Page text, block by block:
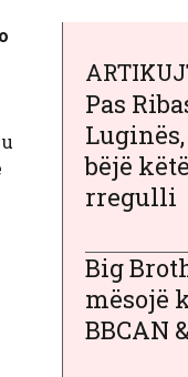
Pas
bëjë
rregulli
Big
mësojë
BBCAN